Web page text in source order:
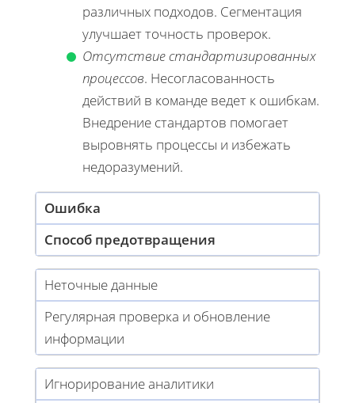
различных подходов. Сегментация
улучшает точность проверок.
Отсутствие стандартизированных
процессов. Несогласованность
действий в команде ведет к ошибкам.
Внедрение стандартов помогает
выровнять процессы и избежать
недоразумений.
Ошибка
Способ предотвращения
Неточные данные
Регулярная проверка и обновление
информации
Игнорирование аналитики